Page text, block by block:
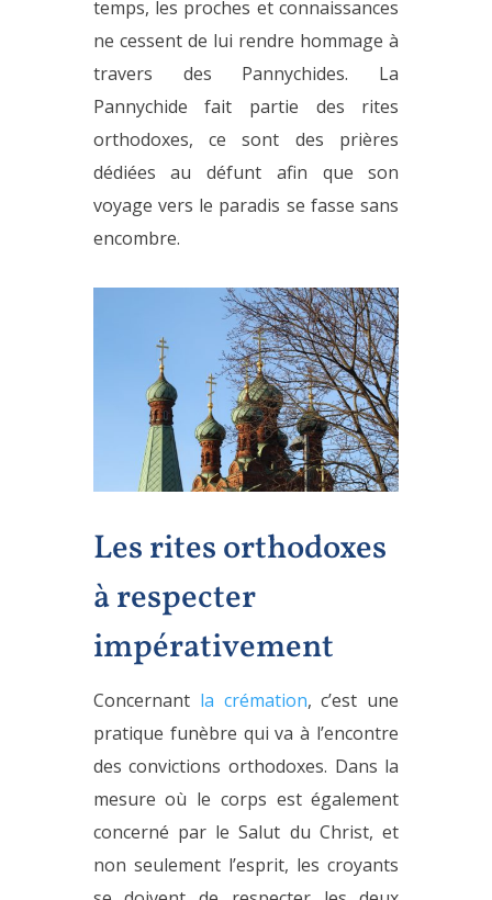
temps, les proches et connaissances
ne cessent de lui rendre hommage à
travers des Pannychides. La
Pannychide fait partie des rites
orthodoxes, ce sont des prières
dédiées au défunt afin que son
voyage vers le paradis se fasse sans
encombre.
Les rites orthodoxes
à respecter
impérativement
Concernant la crémation, c’est une
pratique funèbre qui va à l’encontre
des convictions orthodoxes. Dans la
mesure où le corps est également
concerné par le Salut du Christ, et
non seulement l’esprit, les croyants